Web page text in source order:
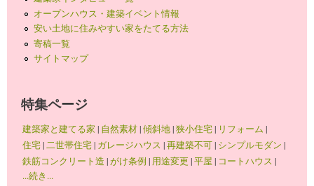
オープンハウス・建築イベント情報
安い土地に住みやすい家をたてる方法
寄稿一覧
サイトマップ
特集ページ
建築家と建てる家 | 自然素材|傾斜地|狭小住宅| リフォーム |
住宅|二世帯住宅| ガレージハウス |再建築不可| シンプルモダン |
鉄筋コンクリート造 |がけ条例 | 用途変更 |平屋 | コートハウス |
...続き...